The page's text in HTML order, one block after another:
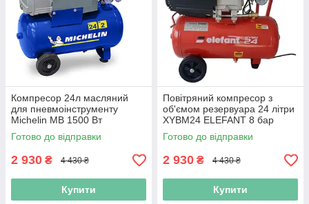
Компресор 24л масляний
для пневмоінструменту
Michelin MB 1500 Вт
компресор масляний 24л з
манометром
Готово до відправки
2 930 ₴ 4 430 ₴
Купити
Повітряний компресор з
об'ємом резервуара 24 літри
XYBM24 ELEFANT 8 бар
компресор повітряний
масляний 24л
Готово до відправки
2 930 ₴ 4 430 ₴
Купити